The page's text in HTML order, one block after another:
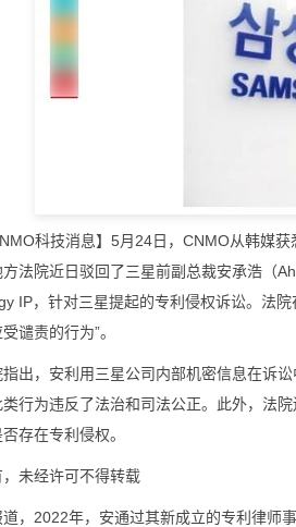
科技消息】5月24日，CNMO从韩媒获
法院近日驳回了三星前副总裁安承浩（
IP，针对三星提起的专利侵权诉讼。法
谴责的行为”。
，安利用三星公司内部机密信息在诉讼
行为违反了法治和司法公正。此外，法
存在专利侵权。
，未经许可不得转载
2022年，安通过其新成立的专利律师事